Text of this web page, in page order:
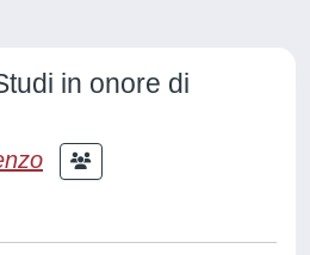
in onore di